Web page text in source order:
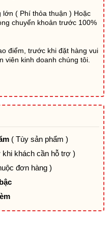
lớn ( Phí thỏa thuận ) Hoặc
chuyển khoản trước 100%
điểm, trước khi đặt hàng vui
viên kinh doanh chúng tôi.
( Tùy sản phẩm )
khi khách cần hỗ trợ )
đơn hàng )